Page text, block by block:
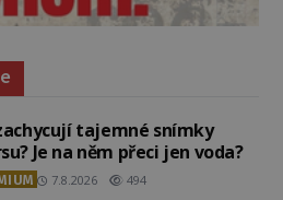
tajemné snímky
Je na něm přeci jen voda?
7.8.2026 494